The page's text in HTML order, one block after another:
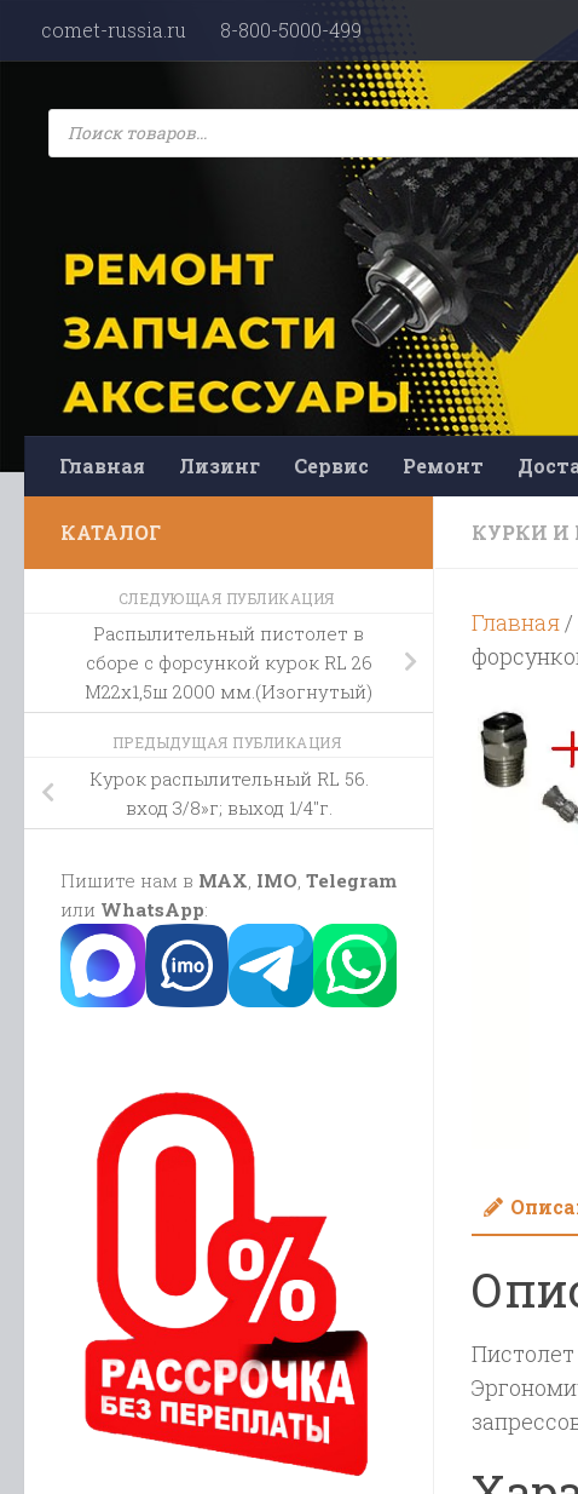
Перейти к содержимому
comet-russia.ru 8-800-5000-499
Поиск
товаров
Главная Лизинг Сервис Ремонт
КУРКИ И
Главная /
КАТАЛОГ
СЛЕДУЮЩАЯ ПУБЛИКАЦИЯ
Распылительный пистолет в
сборе с форсункой курок RL 26
М22х1,5ш 2000 мм.(Изогнутый)
ПРЕДЫДУЩАЯ ПУБЛИКАЦИЯ
Курок распылительный RL 56.
вход 3/8»г; выход 1/4″г.
Пишите нам в MAX IMO Telegram
или WhatsApp: